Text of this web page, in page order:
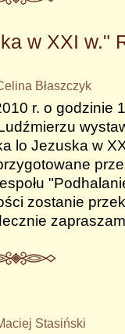
w XXI w."
Błaszczyk
r. o godzinie
lo Jezuska w
zostanie
Stasiński